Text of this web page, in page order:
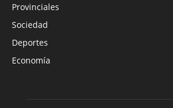
Provinciales
Sociedad
Deportes
Economía